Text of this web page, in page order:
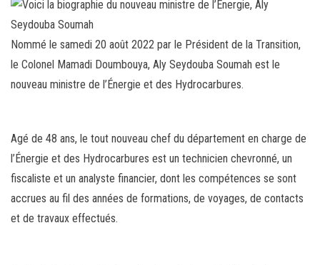
bo
ok
tt
er
ail ag
er
Nommé le samedi 20 août 2022 par le Président de la Transition,
le Colonel Mamadi Doumbouya, Aly Seydouba Soumah est le
nouveau ministre de l’Énergie et des Hydrocarbures.
Agé de 48 ans, le tout nouveau chef du département en charge de
l’Énergie et des Hydrocarbures est un technicien chevronné, un
fiscaliste et un analyste financier, dont les compétences se sont
accrues au fil des années de formations, de voyages, de contacts
et de travaux effectués.